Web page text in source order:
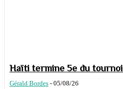
Haïti termine 5e du
Gérald Bordes - 05/08/26